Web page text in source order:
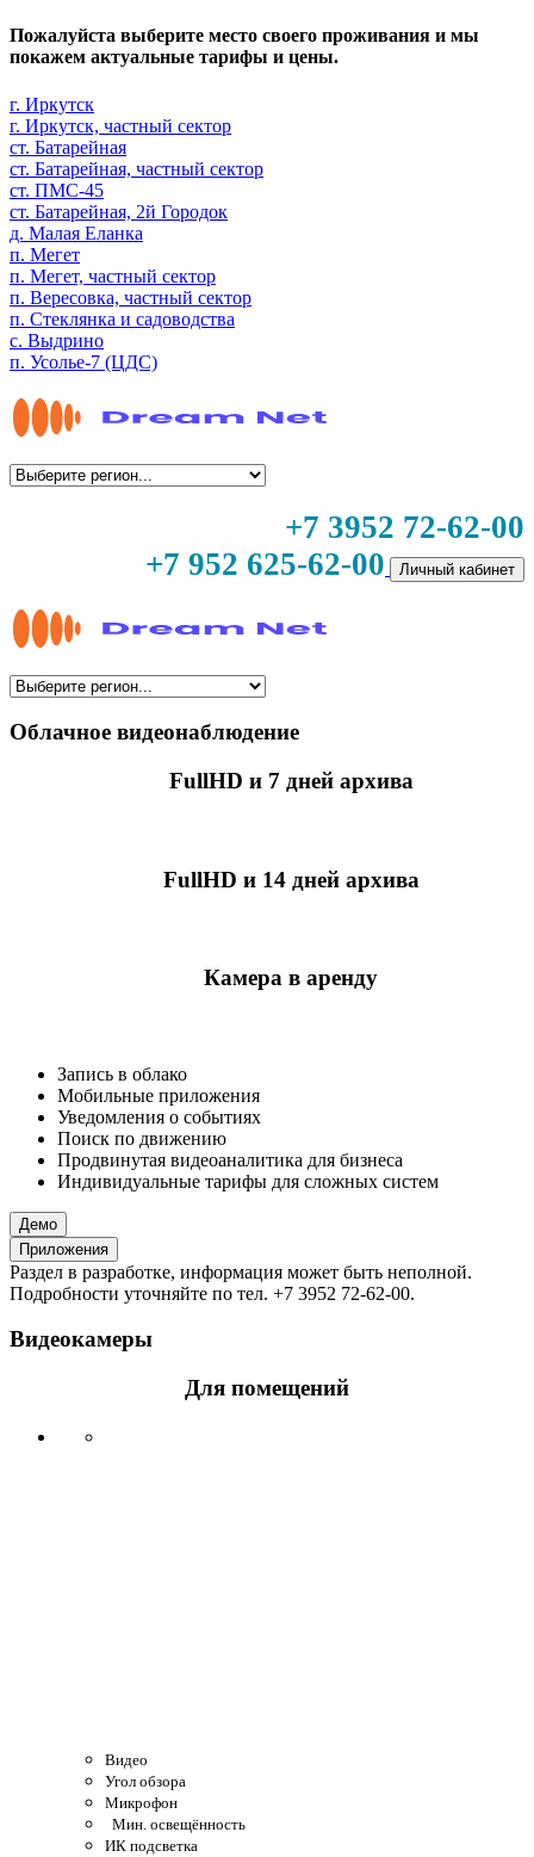
Пожалуйста выберите место своего проживания и мы
покажем актуальные тарифы и цены.
г. Иркутск
г. Иркутск, частный сектор
ст. Батарейная
ст. Батарейная, частный сектор
ст. ПМС-45
ст. Батарейная, 2й Городок
д. Малая Еланка
п. Мегет
п. Мегет, частный сектор
п. Вересовка, частный сектор
п. Стеклянка и садоводства
с. Выдрино
п. Усолье-7 (ЦДС)
+7 3952 72-62-00
+7 952 625-62-00
Личный кабинет
Облачное видеонаблюдение
FullHD и 7 дней архива
FullHD и 14 дней архива
Камера в аренду
Запись в облако
Мобильные приложения
Уведомления о событиях
Поиск по движению
Продвинутая видеоаналитика для бизнеса
Индивидуальные тарифы для сложных систем
Демо
Приложения
Раздел в разработке, информация может быть неполной.
Подробности уточняйте по тел. +7 3952 72-62-00.
Видеокамеры
Для помещений
Видео
Угол обзора
Микрофон
Мин. освещённость
ИК подсветка